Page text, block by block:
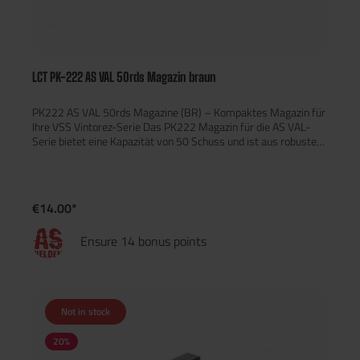
LCT PK-222 AS VAL 50rds Magazin braun
PK222 AS VAL 50rds Magazine (BR) – Kompaktes Magazin für
Ihre VSS Vintorez-Serie Das PK222 Magazin für die AS VAL-
Serie bietet eine Kapazität von 50 Schuss und ist aus robustem
137,4 g
€14.00*
Ensure 14 bonus points
Not in stock
20%